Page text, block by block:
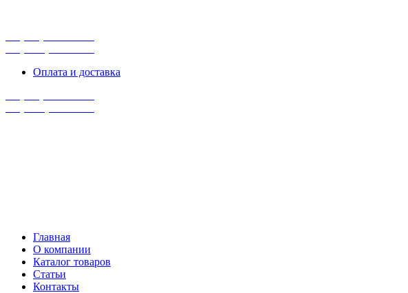
Оплата и доставка
Главная
О компании
Каталог товаров
Статьи
Контакты